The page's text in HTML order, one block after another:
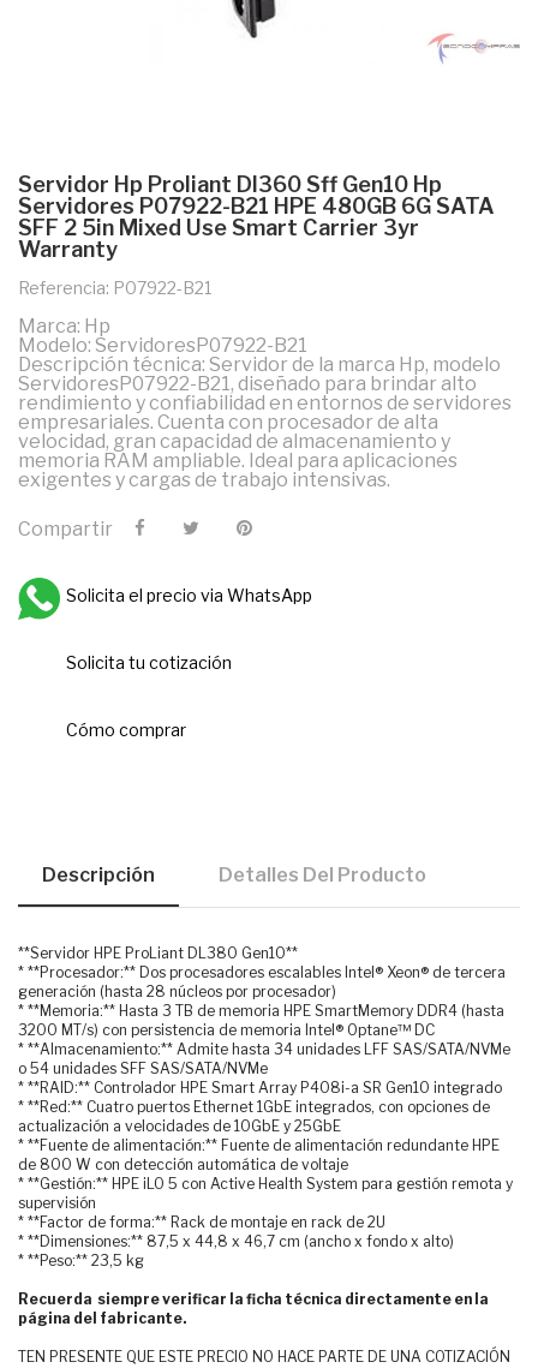
Servidor Hp Proliant Dl360 Sff Gen10 Hp
Servidores P07922-B21 HPE 480GB 6G SATA
SFF 2 5in Mixed Use Smart Carrier 3yr
Warranty
Referencia: P07922-B21
Marca: Hp
Modelo: ServidoresP07922-B21
Descripción técnica: Servidor de la marca Hp, modelo
ServidoresP07922-B21, diseñado para brindar alto
rendimiento y confiabilidad en entornos de servidores
empresariales. Cuenta con procesador de alta
velocidad, gran capacidad de almacenamiento y
memoria RAM ampliable. Ideal para aplicaciones
exigentes y cargas de trabajo intensivas.
Compartir
Solicita el precio via WhatsApp
Solicita tu cotización
Cómo comprar
Descripción Detalles Del Producto
**Servidor HPE ProLiant DL380 Gen10**
* **Procesador:** Dos procesadores escalables Intel® Xeon® de tercera
generación (hasta 28 núcleos por procesador)
* **Memoria:** Hasta 3 TB de memoria HPE SmartMemory DDR4 (hasta
3200 MT/s) con persistencia de memoria Intel® Optane™ DC
* **Almacenamiento:** Admite hasta 34 unidades LFF SAS/SATA/NVMe
o 54 unidades SFF SAS/SATA/NVMe
* **RAID:** Controlador HPE Smart Array P408i-a SR Gen10 integrado
* **Red:** Cuatro puertos Ethernet 1GbE integrados, con opciones de
actualización a velocidades de 10GbE y 25GbE
* **Fuente de alimentación:** Fuente de alimentación redundante HPE
de 800 W con detección automática de voltaje
* **Gestión:** HPE iLO 5 con Active Health System para gestión remota y
supervisión
* **Factor de forma:** Rack de montaje en rack de 2U
* **Dimensiones:** 87,5 x 44,8 x 46,7 cm (ancho x fondo x alto)
* **Peso:** 23,5 kg
Recuerda siempre verificar la ficha técnica directamente en la
página del fabricante.
TEN PRESENTE QUE ESTE PRECIO NO HACE PARTE DE UNA COTIZACIÓN